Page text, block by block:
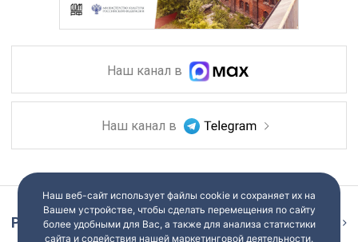
Наш канал в
Наш канал в
Репортаж
Наш веб-сайт использует файлы cookie и сохраняет их на
Вашем устройстве, чтобы сделать перемещения по сайту
более удобными для Вас, а также для анализа статистики
сайта и содействия нашей маркетинговой деятельности.